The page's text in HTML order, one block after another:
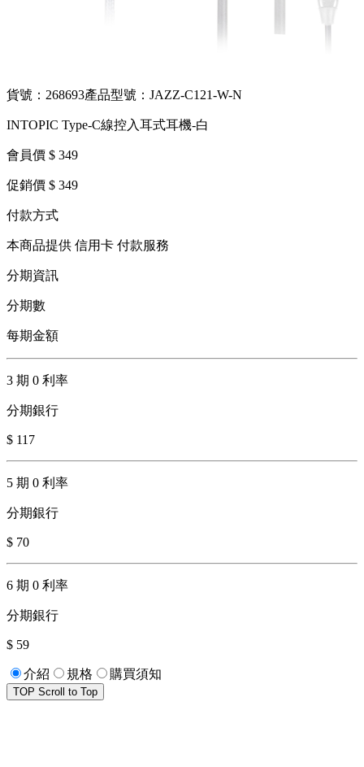
貨號：268693產品型號：JAZZ-C121-W-N
INTOPIC Type-C線控入耳式耳機-白
會員價 $ 349
促銷價 $ 349
付款方式
本商品提供 信用卡 付款服務
分期資訊
分期數
每期金額
3 期 0 利率
分期銀行
$ 117
5 期 0 利率
分期銀行
$ 70
6 期 0 利率
分期銀行
$ 59
介紹 規格 購買須知
TOP Scroll to Top